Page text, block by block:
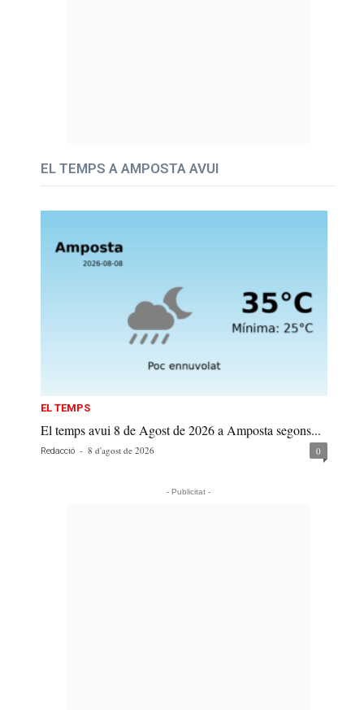
EL TEMPS A AMPOSTA AVUI
EL TEMPS
El temps avui 8 de Agost de 2026 a Amposta segons...
Redacció - 8 d'agost de 2026 0
- Publicitat -